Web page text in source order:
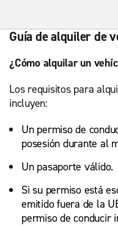
Guía de alquiler de
¿Cómo alquilar un
Los requisitos para
incluyen:
Un permiso de
posesión durante al
Un pasaporte válido.
Si su permiso está
emitido fuera de la
permiso de conducir